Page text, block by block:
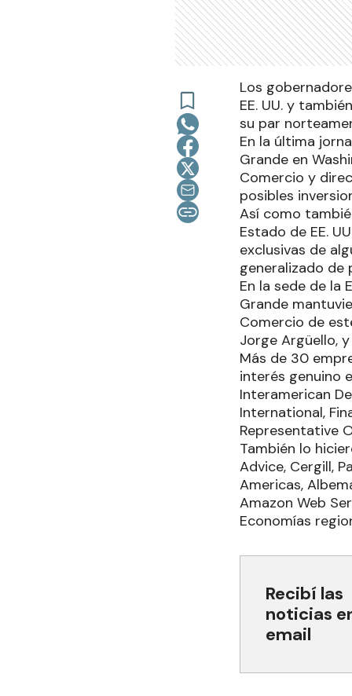
Los
EE. UU. y
su par
En la última
Grande en
Comercio y
posibles
Así como
Estado de EE.
exclusivas de
generalizado de
En la sede de la
Grande
Comercio de
Jorge Argüello,
Más de 30
interés genuino
Interamerican
International,
Representative
También lo
Advice, Cergill,
Americas,
Amazon Web
Economías
Recibí las
noticias
email